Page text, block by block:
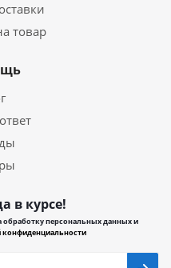
товар
в курсе!
обработку персональных данных и
конфиденциальности